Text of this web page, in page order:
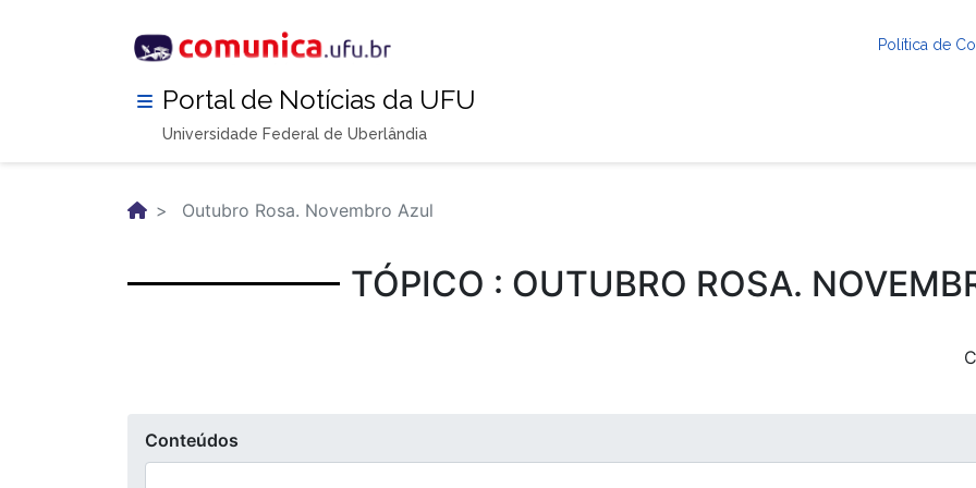
Política de
Portal de Notícias da UFU
Universidade Federal de Uberlândia
Outubro Rosa. Novembro Azul
TÓPICO : OUTUBRO ROSA.
Conteúdos